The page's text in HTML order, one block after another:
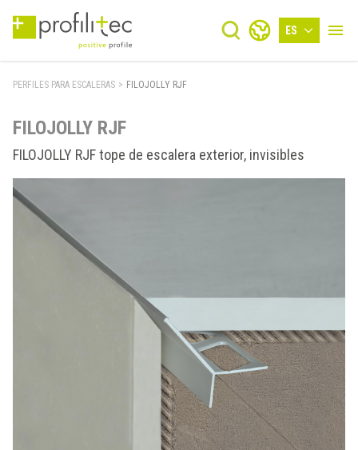
ES
PERFILES PARA ESCALERAS > FILOJOLLY RJF
FILOJOLLY RJF
FILOJOLLY RJF tope de escalera exterior, invisibles